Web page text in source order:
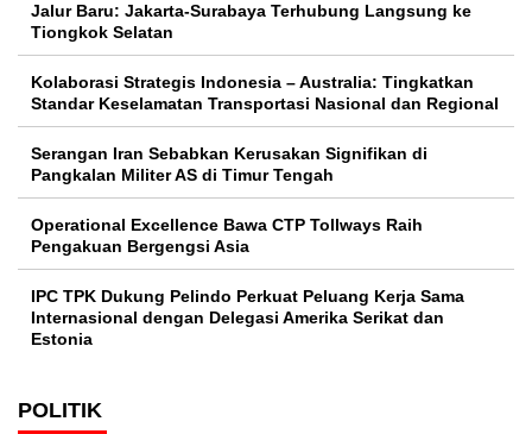
Jalur Baru: Jakarta-Surabaya Terhubung Langsung ke
Tiongkok Selatan
Kolaborasi Strategis Indonesia – Australia: Tingkatkan
Standar Keselamatan Transportasi Nasional dan Regional
Serangan Iran Sebabkan Kerusakan Signifikan di
Pangkalan Militer AS di Timur Tengah
Operational Excellence Bawa CTP Tollways Raih
Pengakuan Bergengsi Asia
IPC TPK Dukung Pelindo Perkuat Peluang Kerja Sama
Internasional dengan Delegasi Amerika Serikat dan
Estonia
POLITIK